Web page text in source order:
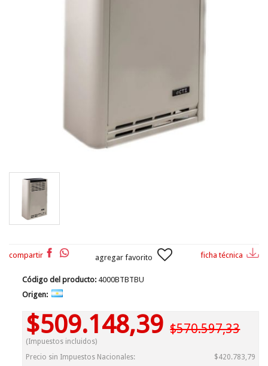
compartir agregar favorito ficha técnica
Código del producto: 4000BTBTBU
Origen:
$509.148,39$570.597,33
(Impuestos incluidos)
Precio sin Impuestos Nacionales:
$420.783,79